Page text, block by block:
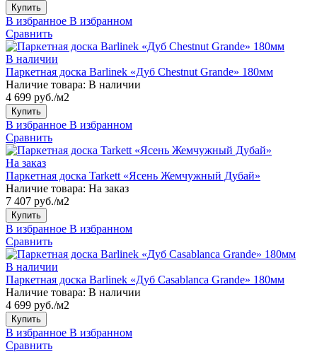
Купить
В избранное В избранном
Сравнить
В наличии
Паркетная доска Barlinek «Дуб Chestnut Grande» 180мм
Наличие товара: В наличии
4 699 руб./м2
Купить
В избранное В избранном
Сравнить
На заказ
Паркетная доска Tarkett «Ясень Жемчужный Дубай»
Наличие товара: На заказ
7 407 руб./м2
Купить
В избранное В избранном
Сравнить
В наличии
Паркетная доска Barlinek «Дуб Casablanca Grande» 180мм
Наличие товара: В наличии
4 699 руб./м2
Купить
В избранное В избранном
Сравнить